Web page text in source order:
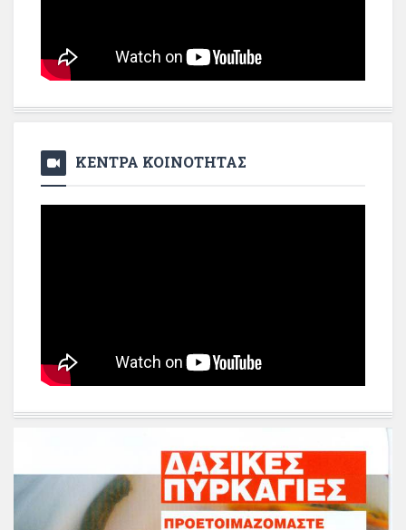
ΚΕΝΤΡΑ ΚΟΙΝΟΤΗΤΑΣ